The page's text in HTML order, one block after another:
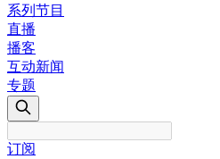
系列节目
直播
播客
互动新闻
专题
订阅